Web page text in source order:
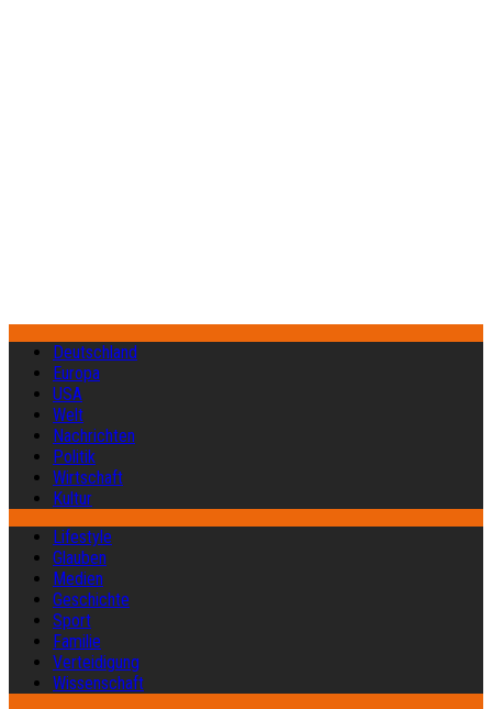
Deutschland
Europa
USA
Welt
Nachrichten
Politik
Wirtschaft
Kultur
Lifestyle
Glauben
Medien
Geschichte
Sport
Familie
Verteidigung
Wissenschaft